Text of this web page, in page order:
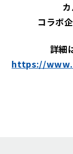
コラボ
詳細
https://